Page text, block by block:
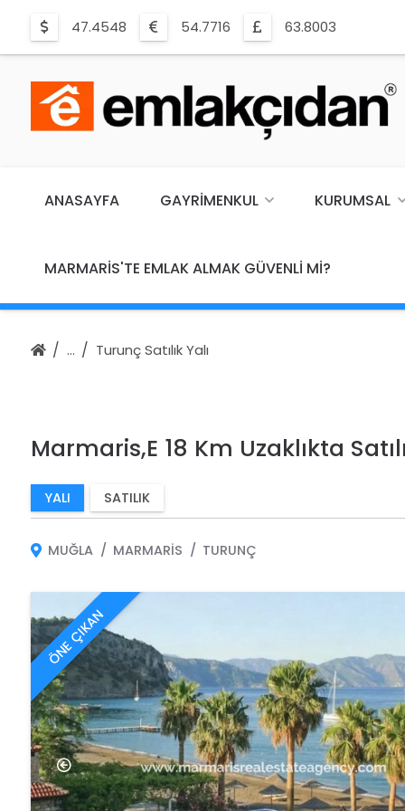
47.4548 54.7716 63.8003
ANASAYFA GAYRIMENKUL KURUMSAL
MARMARIS'TE EMLAK ALMAK GÜVENLI MI?
Turunç Satılık Yalı
Marmaris,E 18 Km Uzaklıkta
YALI SATILIK
MUĞLA MARMARIS TURUNÇ
ÖNE ÇIKAN